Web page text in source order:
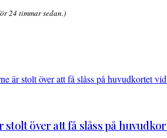
24 timmar sedan.)
stolt över att få slåss på